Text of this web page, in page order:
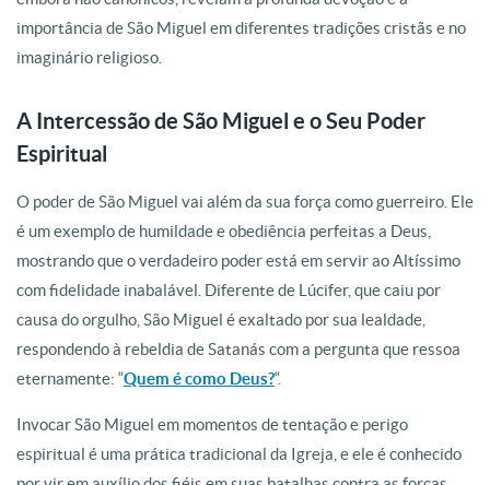
importância de São Miguel em diferentes tradições cristãs e no
imaginário religioso.
A Intercessão de São Miguel e o Seu Poder
Espiritual
O poder de São Miguel vai além da sua força como guerreiro. Ele
é um exemplo de humildade e obediência perfeitas a Deus,
mostrando que o verdadeiro poder está em servir ao Altíssimo
com fidelidade inabalável. Diferente de Lúcifer, que caiu por
causa do orgulho, São Miguel é exaltado por sua lealdade,
respondendo à rebeldia de Satanás com a pergunta que ressoa
eternamente: “Quem é como Deus?“.
Invocar São Miguel em momentos de tentação e perigo
espiritual é uma prática tradicional da Igreja, e ele é conhecido